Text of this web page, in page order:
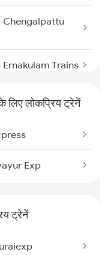
Trains
Trains
Chengalpattu
Trains
Trains
Trains
लिए लोकप्रिय ट्रेनें
Exp
ट्रेनें